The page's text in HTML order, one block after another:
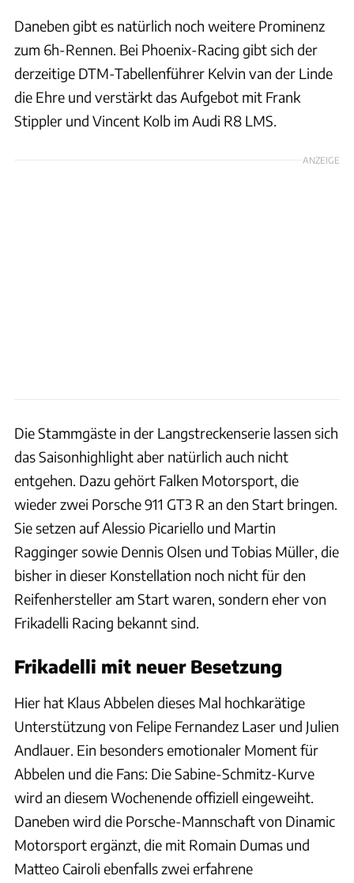
Daneben gibt es natürlich noch weitere Prominenz
zum 6h-Rennen. Bei Phoenix-Racing gibt sich der
derzeitige DTM-Tabellenführer Kelvin van der Linde
die Ehre und verstärkt das Aufgebot mit Frank
Stippler und Vincent Kolb im Audi R8 LMS.
ANZEIGE
Die Stammgäste in der Langstreckenserie lassen sich
das Saisonhighlight aber natürlich auch nicht
entgehen. Dazu gehört Falken Motorsport, die
wieder zwei Porsche 911 GT3 R an den Start bringen.
Sie setzen auf Alessio Picariello und Martin
Ragginger sowie Dennis Olsen und Tobias Müller, die
bisher in dieser Konstellation noch nicht für den
Reifenhersteller am Start waren, sondern eher von
Frikadelli Racing bekannt sind.
Frikadelli mit neuer Besetzung
Hier hat Klaus Abbelen dieses Mal hochkarätige
Unterstützung von Felipe Fernandez Laser und Julien
Andlauer. Ein besonders emotionaler Moment für
Abbelen und die Fans: Die Sabine-Schmitz-Kurve
wird an diesem Wochenende offiziell eingeweiht.
Daneben wird die Porsche-Mannschaft von Dinamic
Motorsport ergänzt, die mit Romain Dumas und
Matteo Cairoli ebenfalls zwei erfahrene